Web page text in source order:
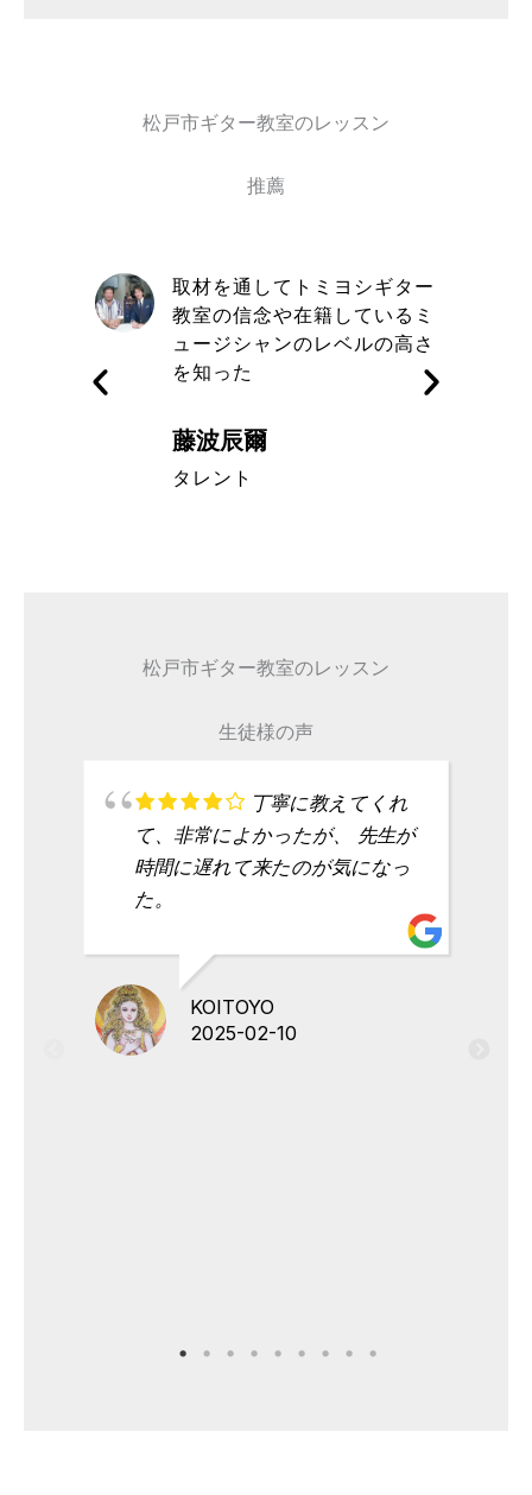
松戸市ギター教室のレッスン
推薦
取材を通してトミヨシギター
教室の信念や在籍しているミ
ュージシャンのレベルの高さ
を知った
藤波辰爾
タレント
松戸市ギター教室のレッスン
生徒様の声
丁寧に教えてくれ
て、非常によかったが、 先生が
時間に遅れて来たのが気になっ
た。
KOITOYO
2025-02-10